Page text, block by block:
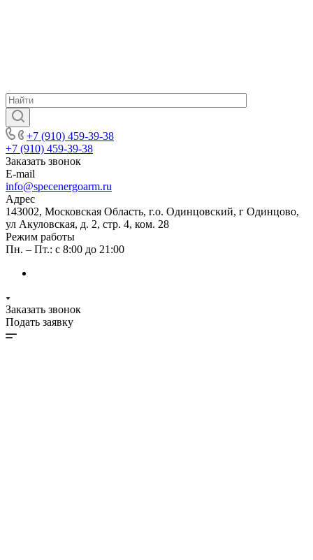
+7 (910) 459-39-38
+7 (910) 459-39-38
Заказать звонок
E-mail
info@specenergoarm.ru
Адрес
143002, Московская Область, г.о. Одинцовский, г Одинцово,
ул Акуловская, д. 2, стр. 4, ком. 28
Режим работы
Пн. – Пт.: с 8:00 до 21:00
Заказать звонок
Подать заявку